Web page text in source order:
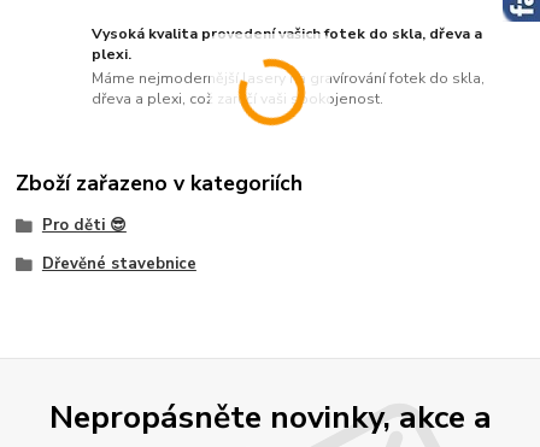
Vysoká kvalita provedení vašich fotek do skla, dřeva a
plexi.
Máme nejmodernější lasery na gravírování fotek do skla,
dřeva a plexi, což zaručí vaši spokojenost.
Zboží zařazeno v kategoriích
Pro děti 😎
Dřevěné stavebnice
Nepropásněte novinky, akce a